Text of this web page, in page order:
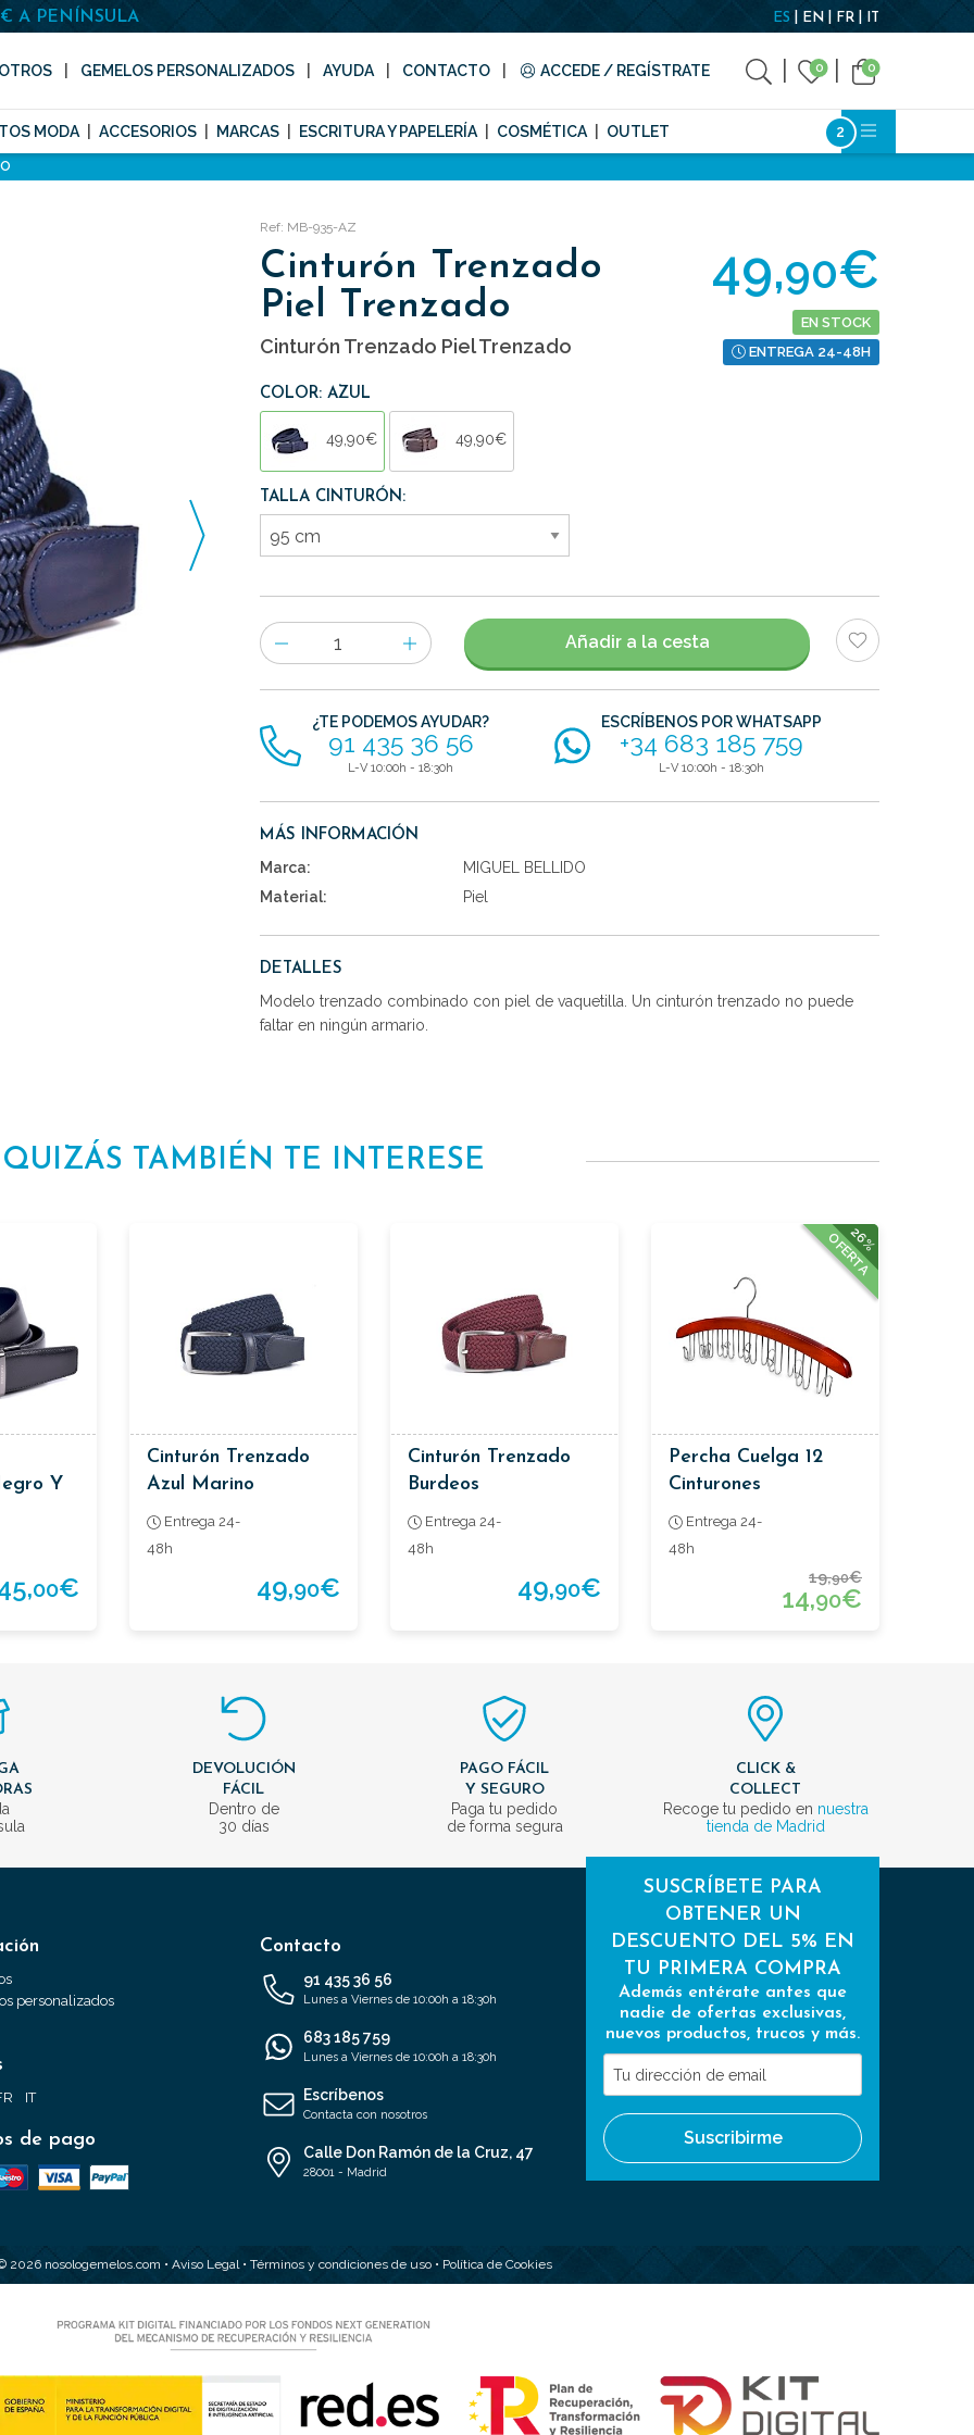
A PENÍNSULA ES EN FR IT
GEMELOS PERSONALIZADOS AYUDA CONTACTO ACCEDE / REGÍSTRATE 0 0
MODA ACCESORIOS MARCAS ESCRITURA Y PAPELERÍA COSMÉTICA OUTLET
Ref: MB-935-AZ
Cinturón Trenzado
Piel Trenzado
Cinturón Trenzado Piel Trenzado
49,90€
EN STOCK
ENTREGA 24-48H
COLOR: AZUL
49,90€ 49,90€
TALLA CINTURÓN:
Número
de
artículos
Añadir a la cesta
¿TE PODEMOS AYUDAR?
91 435 36 56
L-V 10:00h - 18:30h
ESCRÍBENOS POR WHATSAPP
+34 683 185 759
L-V 10:00h - 18:30h
MÁS INFORMACIÓN
Marca:
MIGUEL BELLIDO
Material:
Piel
DETALLES
Modelo trenzado combinado con piel de vaquetilla. Un cinturón trenzado no puede
faltar en ningún armario.
QUIZÁS TAMBIÉN TE INTERESE
Y
00€
Cinturón Trenzado
Azul Marino
Entrega 24-
48h
49,90€
Cinturón Trenzado
Burdeos
Entrega 24-
48h
49,90€
26%
OFERTA
Percha Cuelga 12
Cinturones
Entrega 24-
48h
19,90€
14,90€
DEVOLUCIÓN
FÁCIL
Dentro de
30 días
PAGO FÁCIL
Y SEGURO
Paga tu pedido
de forma segura
CLICK &
COLLECT
Recoge tu pedido en nuestra
tienda de Madrid
personalizados
IT
de pago
Contacto
91 435 36 56
Lunes a Viernes de 10:00h a 18:30h
683 185 759
Lunes a Viernes de 10:00h a 18:30h
Escríbenos
Contacta con nosotros
Calle Don Ramón de la Cruz, 47
28001 - Madrid
SUSCRÍBETE PARA
OBTENER UN
DESCUENTO DEL 5% EN
TU PRIMERA COMPRA
Además entérate antes que
nadie de ofertas exclusivas,
nuevos productos, trucos y más.
Tu
dirección
de
email
Suscribirme
2026 nosologemelos.com • Aviso Legal • Términos y condiciones de uso• Política de Cookies